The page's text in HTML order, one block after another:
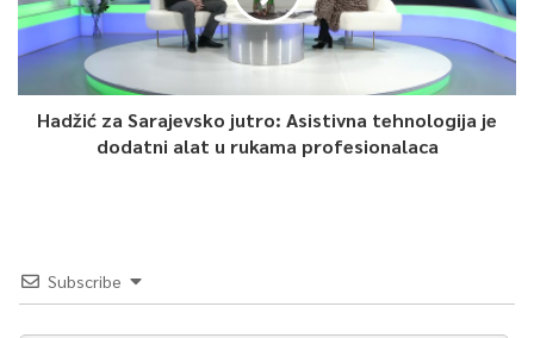
Hadžić za Sarajevsko jutro: Asistivna tehnologija je
dodatni alat u rukama profesionalaca
Subscribe